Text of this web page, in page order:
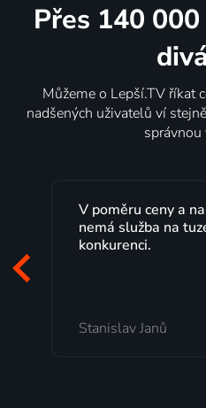
Přes 140
Můžeme o Lepší.TV říkat
nadšených uživatelů ví
V poměru ceny a
nemá služba na
konkurenci.
Stanislav Janů